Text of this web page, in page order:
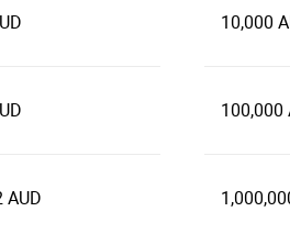
AUD
10,000
100,000